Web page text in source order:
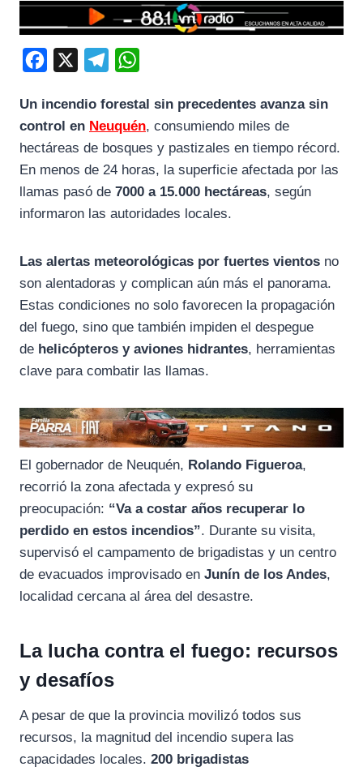
c
e
b
l
e
g
a
t
s
p
Un incendio forestal sin precedentes avanza sin
control en Neuquén, consumiendo miles de
hectáreas de bosques y pastizales en tiempo récord.
En menos de 24 horas, la superficie afectada por las
llamas pasó de 7000 a 15.000 hectáreas, según
informaron las autoridades locales.
Las alertas meteorológicas por fuertes vientos no
son alentadoras y complican aún más el panorama.
Estas condiciones no solo favorecen la propagación
del fuego, sino que también impiden el despegue
de helicópteros y aviones hidrantes, herramientas
clave para combatir las llamas.
El gobernador de Neuquén, Rolando Figueroa,
recorrió la zona afectada y expresó su
preocupación: “Va a costar años recuperar lo
perdido en estos incendios”. Durante su visita,
supervisó el campamento de brigadistas y un centro
de evacuados improvisado en Junín de los Andes,
localidad cercana al área del desastre.
La lucha contra el fuego: recursos
y desafíos
A pesar de que la provincia movilizó todos sus
recursos, la magnitud del incendio supera las
capacidades locales. 200 brigadistas